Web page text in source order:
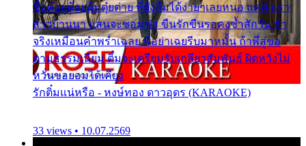
ชื่อต๋อยต้อยตุ้มตุ๋ยต่าย พี่ยังลืมได้ง่ายๆเลยหนอ แค่ตัวเรา
สาวบ้านนา แสนจะซอมซ่อ ขืนรักขืนรอคงช้ำสักวัน ถ้า
จริงเหมือนคำพร่ำเฉลย พี่อย่าเฉยรีบมาหมั้น ถ้าพี่สู่ขอ
ตามธรรมเนียม ติ๋มจะเตรียมรับเกลียวสัมพันธ์ ผิดหวังไม่
หวั่นขอยอมได้เคียง
รักติ๋มแน่หรือ - หงษ์ทอง ดาวอุดร (KARAOKE)
33 views • 10.07.2569